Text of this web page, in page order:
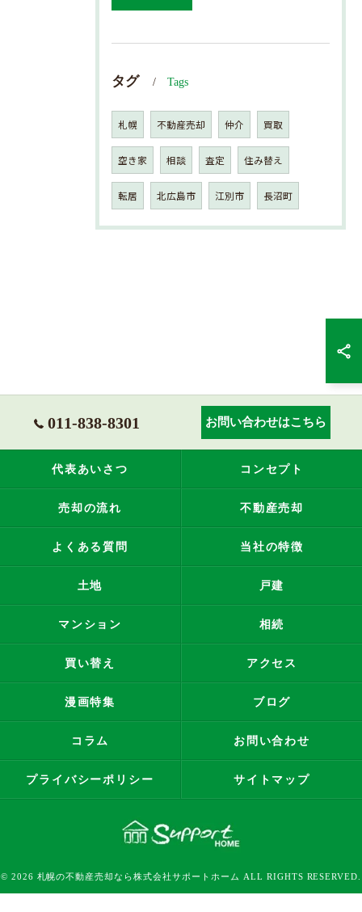
タグ Tags
札幌 不動産売却 仲介 買取
空き家 相談 査定 住み替え
転居 北広島市 江別市 長沼町
011-838-8301 お問い合わせはこちら
代表あいさつ コンセプト
売却の流れ 不動産売却
よくある質問 当社の特徴
土地 戸建
マンション 相続
買い替え アクセス
漫画特集 ブログ
コラム お問い合わせ
プライバシーポリシー サイトマップ
© 2026 札幌の不動産売却なら株式会社サポートホーム ALL RIGHTS RESERVED.